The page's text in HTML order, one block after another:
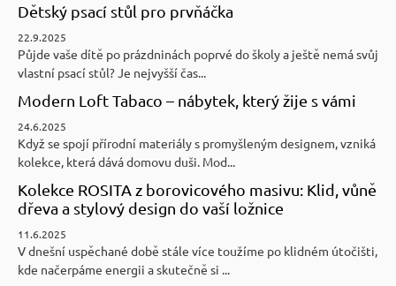
Dětský psací stůl pro prvňáčka
22.9.2025
Půjde vaše dítě po prázdninách poprvé do školy a ještě nemá svůj
vlastní psací stůl? Je nejvyšší čas...
Modern Loft Tabaco – nábytek, který žije s vámi
24.6.2025
Když se spojí přírodní materiály s promyšleným designem, vzniká
kolekce, která dává domovu duši. Mod...
Kolekce ROSITA z borovicového masivu: Klid, vůně
dřeva a stylový design do vaší ložnice
11.6.2025
V dnešní uspěchané době stále více toužíme po klidném útočišti,
kde načerpáme energii a skutečně si ...